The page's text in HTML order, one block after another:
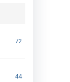
72
44